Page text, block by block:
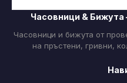
Часовници & Бижута
Часовници и бижута от
на пръстени, гривни,